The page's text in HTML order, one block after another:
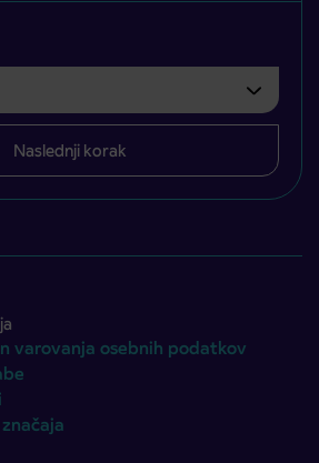
Naslednji korak
varovanja osebnih podatkov